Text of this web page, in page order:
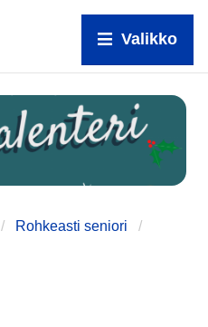
Valikko
Rohkeasti seniori